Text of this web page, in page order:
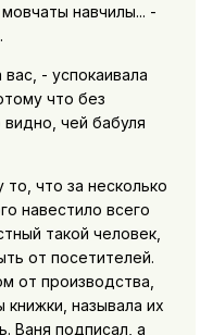
навчилы... -
- успокаивала
что без
видно, чей бабуля
что за несколько
навестило всего
такой человек,
от посетителей.
от производства,
книжки, называла их
Ваня подписал, а